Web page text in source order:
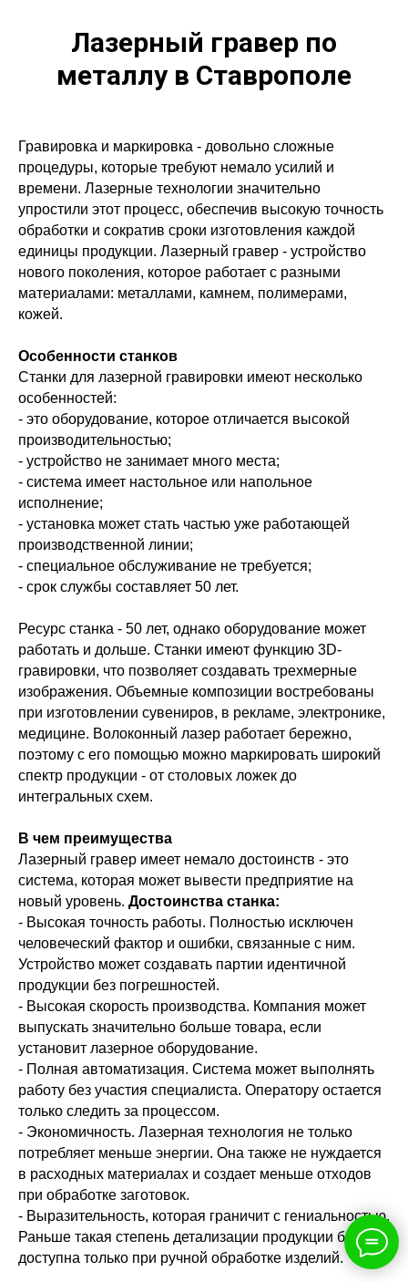
Лазерный гравер по
металлу в Ставрополе
Гравировка и маркировка - довольно сложные
процедуры, которые требуют немало усилий и
времени. Лазерные технологии значительно
упростили этот процесс, обеспечив высокую точность
обработки и сократив сроки изготовления каждой
единицы продукции. Лазерный гравер - устройство
нового поколения, которое работает с разными
материалами: металлами, камнем, полимерами,
кожей.
Особенности станков
Станки для лазерной гравировки имеют несколько
особенностей:
- это оборудование, которое отличается высокой
производительностью;
- устройство не занимает много места;
- система имеет настольное или напольное
исполнение;
- установка может стать частью уже работающей
производственной линии;
- специальное обслуживание не требуется;
- срок службы составляет 50 лет.
Ресурс станка - 50 лет, однако оборудование может
работать и дольше. Станки имеют функцию 3D-
гравировки, что позволяет создавать трехмерные
изображения. Объемные композиции востребованы
при изготовлении сувениров, в рекламе, электронике,
медицине. Волоконный лазер работает бережно,
поэтому с его помощью можно маркировать широкий
спектр продукции - от столовых ложек до
интегральных схем.
В чем преимущества
Лазерный гравер имеет немало достоинств - это
система, которая может вывести предприятие на
новый уровень. Достоинства станка:
- Высокая точность работы. Полностью исключен
человеческий фактор и ошибки, связанные с ним.
Устройство может создавать партии идентичной
продукции без погрешностей.
- Высокая скорость производства. Компания может
выпускать значительно больше товара, если
установит лазерное оборудование.
- Полная автоматизация. Система может выполнять
работу без участия специалиста. Оператору остается
только следить за процессом.
- Экономичность. Лазерная технология не только
потребляет меньше энергии. Она также не нуждается
в расходных материалах и создает меньше отходов
при обработке заготовок.
- Выразительность, которая граничит с гениальностью.
Раньше такая степень детализации продукции была
доступна только при ручной обработке изделий.